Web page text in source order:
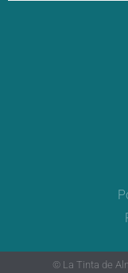
© La Tinta de